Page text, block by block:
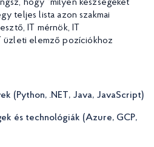
hogy “milyen készségeket
teljes lista azon szakmai
IT mérnök, IT
üzleti elemző pozíciókhoz
(Python, .NET, Java, JavaScript)
és technológiák (Azure, GCP,